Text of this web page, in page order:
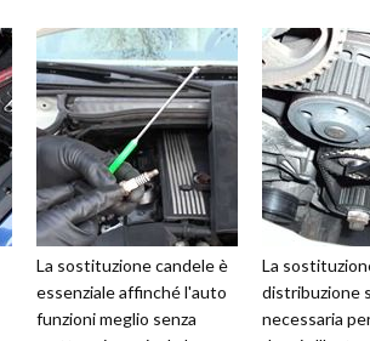
La sostituzione candele è
essenziale affinché l'auto
funzioni meglio senza
La
distribuzione
necessaria